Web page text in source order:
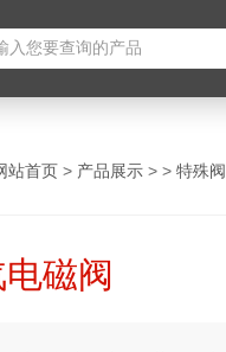
站首页 > 产品展示 > > 特殊
磁阀